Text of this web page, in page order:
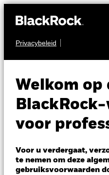
Privacybeleid
Welkom op
voor
Voor u verdergaat,
te nemen om deze
gebruiksvoorwaarden
OBLIGATIES
Markets
Bond
(LU)